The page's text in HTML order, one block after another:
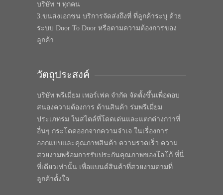
บริษัท ฯ ทุกคน
3.ขนส่งเอกชน บริการจัดส่งถึงที่ ที่ลูกค้าระบุ ด้วย
ระบบ Door To Door หรือตามความต้องการของ
ลูกค้า
วัตถุประสงค์
บริษัท พรีเมี่ยม เพอร์เฟค จำกัด จัดตั้งขึ้นเพื่อตอบ
สนองความต้องการ ด้านสินค้า ร่มพรีเมี่ยม
ประเภทร่ม ในสไตล์ที่โดดเด่นและแตกต่างกว่าที่
อื่นๆ กระโดดออกจากความจำเจ ในเรื่องการ
ออกแบบและคุณภาพสินค้า ความรวดเร็ว ความ
สวยงามพร้อมการรับประกันคุณภาพของโลโก้ ที่นี่
ที่เดียวเท่านั้น เพื่อแบนด์สินค้าที่สวยงามตามที่
ลูกค้าตั้งใจ